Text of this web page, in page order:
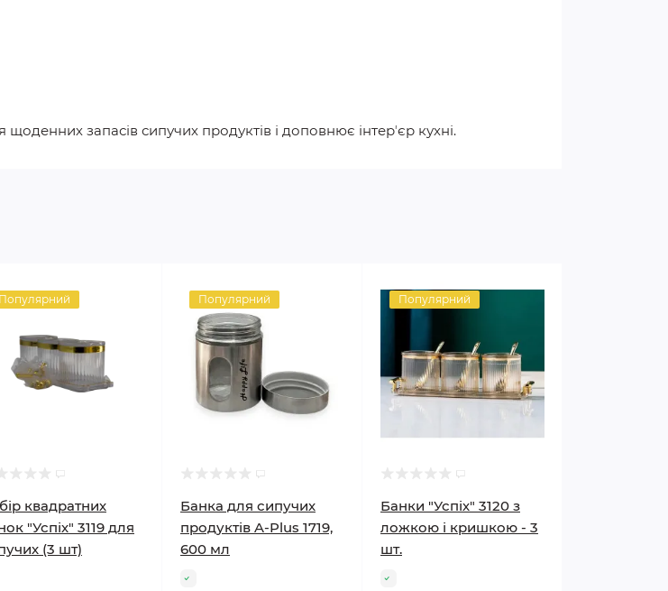
запасів сипучих продуктів і доповнює інтерʼєр кухні.
Популярний
квадратних
"Успіх" 3119 для
(3 шт)
Популярний
Банка для сипучих
продуктів A-Plus 1719,
600 мл
Популярний
Банки "Успіх" 3120 з
ложкою і кришкою - 3
шт.